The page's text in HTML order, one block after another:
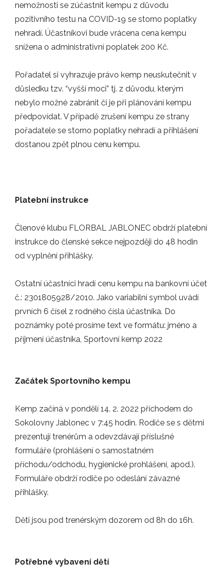
30.01.2025
Vážení členové klubu, na základě…
INFO
11.01.2025
Tento článek byl sepsán 15. 12. 2024.…
ZÁPASY
nemožnosti se zúčastnit kempu z důvodu
pozitivního testu na COVID-19 se storno poplatky
nehradí. Účastníkovi bude vrácena cena kempu
snížena o administrativní poplatek 200 Kč.
Pořadatel si vyhrazuje právo kemp neuskutečnit v
důsledku tzv. “vyšší moci” tj. z důvodu, kterým
nebylo možné zabránit či je při plánování kempu
předpovídat. V případě zrušení kempu ze strany
pořadatele se storno poplatky nehradí a přihlášení
dostanou zpět plnou cenu kempu.
Platební instrukce
Členové klubu FLORBAL JABLONEC obdrží platební
instrukce do členské sekce nejpozději do 48 hodin
od vyplnění přihlášky.
Ostatní účastníci hradí cenu kempu na bankovní účet
č.: 2301805928/2010. Jako variabilní symbol uvádí
prvních 6 čísel z rodného čísla účastníka. Do
poznámky poté prosíme text ve formátu: jméno a
příjmení účastníka, Sportovní kemp 2022
Začátek Sportovního kempu
Kemp začíná v pondělí 14. 2. 2022 příchodem do
Sokolovny Jablonec v 7:45 hodin. Rodiče se s dětmi
prezentují trenérům a odevzdávají příslušné
formuláře (prohlášení o samostatném
příchodu/odchodu, hygienické prohlášení, apod.).
Formuláře obdrží rodiče po odeslání závazné
přihlášky.
Děti jsou pod trenérským dozorem od 8h do 16h.
Potřebné vybavení dětí
E-mail: florbaljablonec@gmail.com